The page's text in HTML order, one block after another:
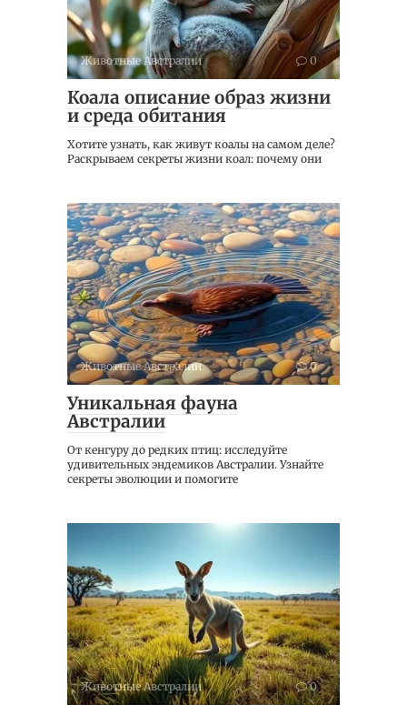
Животные Австралии 0
Коала описание образ жизни
и среда обитания
Хотите узнать, как живут коалы на самом деле?
Раскрываем секреты жизни коал: почему они
Животные Австралии 0
Уникальная фауна
Австралии
От кенгуру до редких птиц: исследуйте
удивительных эндемиков Австралии. Узнайте
секреты эволюции и помогите
Животные Австралии 0